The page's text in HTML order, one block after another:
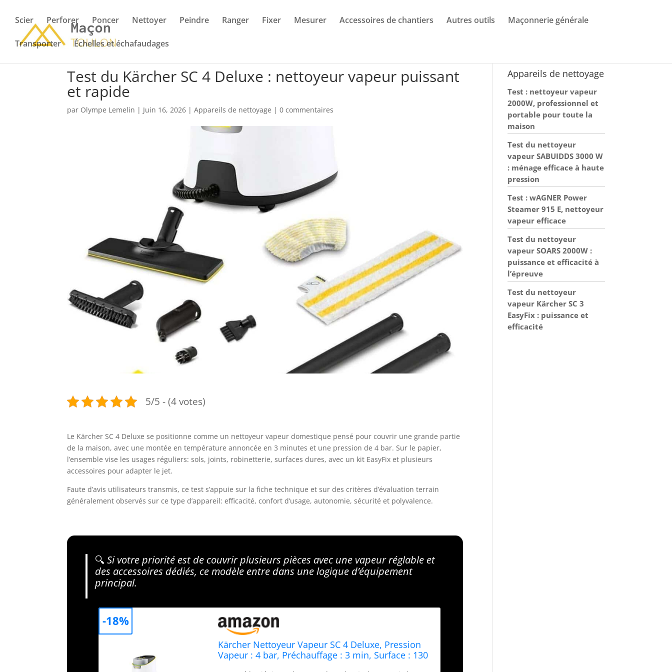
Scier Perforer Poncer Nettoyer Peindre Ranger Fixer Mesurer Accessoires de chantiers Autres outils Maçonnerie générale
Transporter Échelles et échafaudages
Test du Kärcher SC 4 Deluxe : nettoyeur vapeur puissant
et rapide
par Olympe Lemelin | Juin 16, 2026 |Appareils de nettoyage |0 commentaires
5/5 - (4 votes)
Le Kärcher SC 4 Deluxe se positionne comme un nettoyeur vapeur domestique pensé pour couvrir une grande partie
de la maison, avec une montée en température annoncée en 3 minutes et une pression de 4 bar. Sur le papier,
l’ensemble vise les usages réguliers: sols, joints, robinetterie, surfaces dures, avec un kit EasyFix et plusieurs
accessoires pour adapter le jet.
Faute d’avis utilisateurs transmis, ce test s’appuie sur la fiche technique et sur des critères d’évaluation terrain
généralement observés sur ce type d’appareil: efficacité, confort d’usage, autonomie, sécurité et polyvalence.
🔍 Si votre priorité est de couvrir plusieurs pièces avec une vapeur réglable et
des accessoires dédiés, ce modèle entre dans une logique d’équipement
principal.
Kärcher Nettoyeur Vapeur SC 4 Deluxe, Pression
Vapeur : 4 bar, Préchauffage : 3 min, Surface : 130
-18%
Appareils de nettoyage
Test : nettoyeur vapeur
2000W, professionnel et
portable pour toute la
maison
Test du nettoyeur
vapeur SABUIDDS 3000 W
: ménage efficace à haute
pression
Test : wAGNER Power
Steamer 915 E, nettoyeur
vapeur efficace
Test du nettoyeur
vapeur SOARS 2000W :
puissance et efficacité à
l’épreuve
Test du nettoyeur
vapeur Kärcher SC 3
EasyFix : puissance et
efficacité